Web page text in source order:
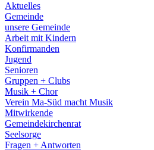
Aktuelles
Gemeinde
unsere Gemeinde
Arbeit mit Kindern
Konfirmanden
Jugend
Senioren
Gruppen + Clubs
Musik + Chor
Verein Ma-Süd macht Musik
Mitwirkende
Gemeindekirchenrat
Seelsorge
Fragen + Antworten